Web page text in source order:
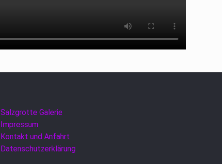
Salzgrotte Galerie
Impressum
Kontakt und Anfahrt
Datenschutzerklärung